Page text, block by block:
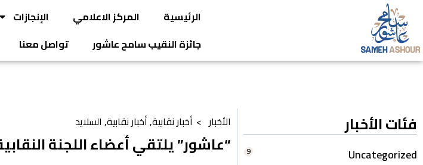
الرئيسية المركز الاعلامي الإنجازات
جائزة النقيب سامح عاشور
تواصل معنا
فئات الأخبار
Uncategorized
9
الأخبار > أخبار نقابية,أخبار نقابية, السلايد
“عاشور” يلتقي أعضاء اللجنة